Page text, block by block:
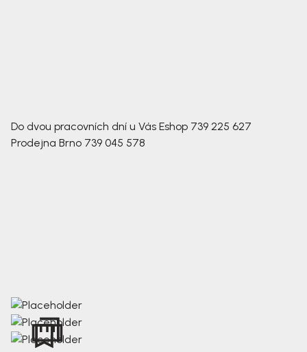
Do dvou pracovních dní u Vás Eshop 739 225 627
Prodejna Brno 739 045 578